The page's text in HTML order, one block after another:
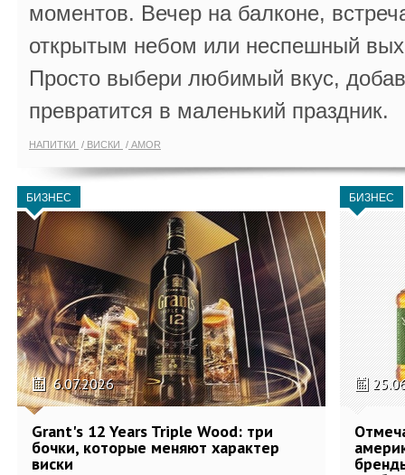
моментов. Вечер на балконе,
открытым небом или неспешный
Просто выбери любимый вкус,
превратится в маленький праздник.
НАПИТКИ ВИСКИ AMOR
БИЗНЕС
6.07.2026
Grant's 12 Years Triple Wood: три
бочки, которые меняют характер
виски
БИЗНЕС